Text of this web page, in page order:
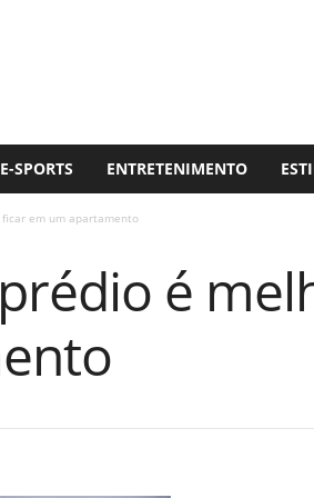
E-SPORTS ENTRETENIMENTO
em um apartamento
é